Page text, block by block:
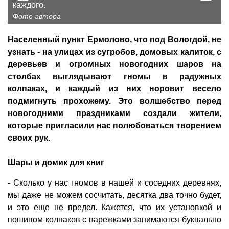
каждого.
Фото автора
Населенный пункт Ермолово, что под Вологдой, не
узнать - на улицах из сугробов, домовых калиток, с
деревьев и огромных новогодних шаров на
столбах выглядывают гномы в радужных
колпаках, и каждый из них норовит весело
подмигнуть прохожему. Это волшебство перед
новогодними праздниками создали жители,
которые пригласили нас полюбоваться творением
своих рук.
Шары и домик для книг
- Сколько у нас гномов в нашей и соседних деревнях,
мы даже не можем сосчитать, десятка два точно будет,
и это еще не предел. Кажется, что их установкой и
пошивом колпаков с варежками занимаются буквально